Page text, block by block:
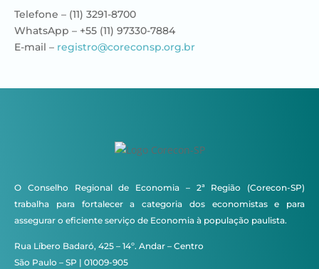
Telefone – (11) 3291-8700
WhatsApp – +55 (11) 97330-7884
E-mail – registro@coreconsp.org.br
O Conselho Regional de Economia – 2ª Região (Corecon-SP)
trabalha para fortalecer a categoria dos economistas e para
assegurar o eficiente serviço de Economia à população paulista.
Rua Líbero Badaró, 425 – 14º. Andar – Centro
São Paulo – SP | 01009-905